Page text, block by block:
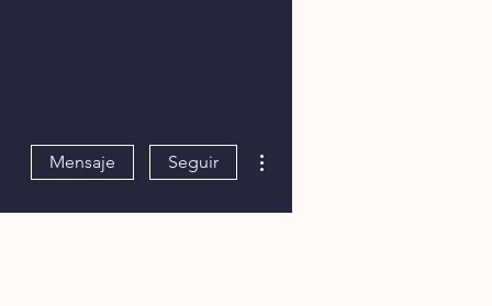
Mensaje Seguir